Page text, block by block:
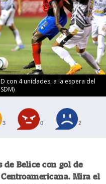
con 4 unidades, a la espera del
3 0 2
de Belice con gol de
Mira el